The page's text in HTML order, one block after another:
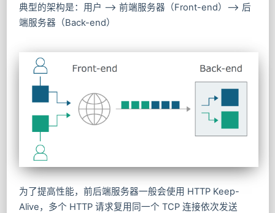
典型的架构是：用户 –> 前端服务器（Front-end）–> 后
端服务器（Back-end）
为了提高性能，前后端服务器一般会使用 HTTP Keep-
Alive，多个 HTTP 请求复用同一个 TCP 连接依次发送